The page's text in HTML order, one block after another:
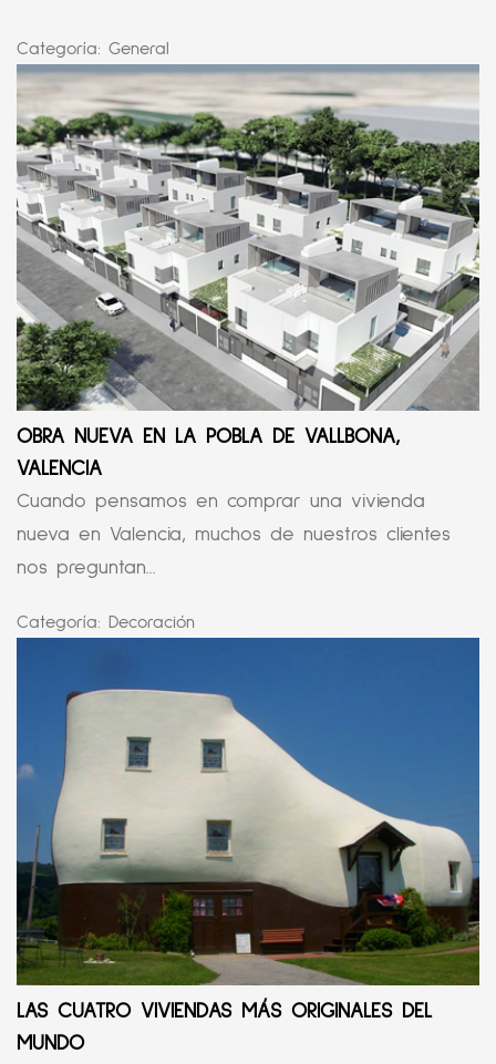
Categoría: General
OBRA NUEVA EN LA POBLA DE VALLBONA,
VALENCIA
Cuando pensamos en comprar una vivienda
nueva en Valencia, muchos de nuestros clientes
nos preguntan...
Categoría: Decoración
LAS CUATRO VIVIENDAS MÁS ORIGINALES DEL
MUNDO